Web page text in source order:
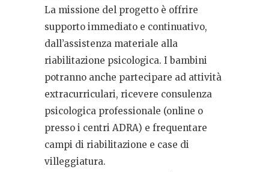
La missione del progetto è offrire
supporto immediato e continuativo,
dall’assistenza materiale alla
riabilitazione psicologica. I bambini
potranno anche partecipare ad attività
extracurriculari, ricevere consulenza
psicologica professionale (online o
presso i centri ADRA) e frequentare
campi di riabilitazione e case di
villeggiatura.